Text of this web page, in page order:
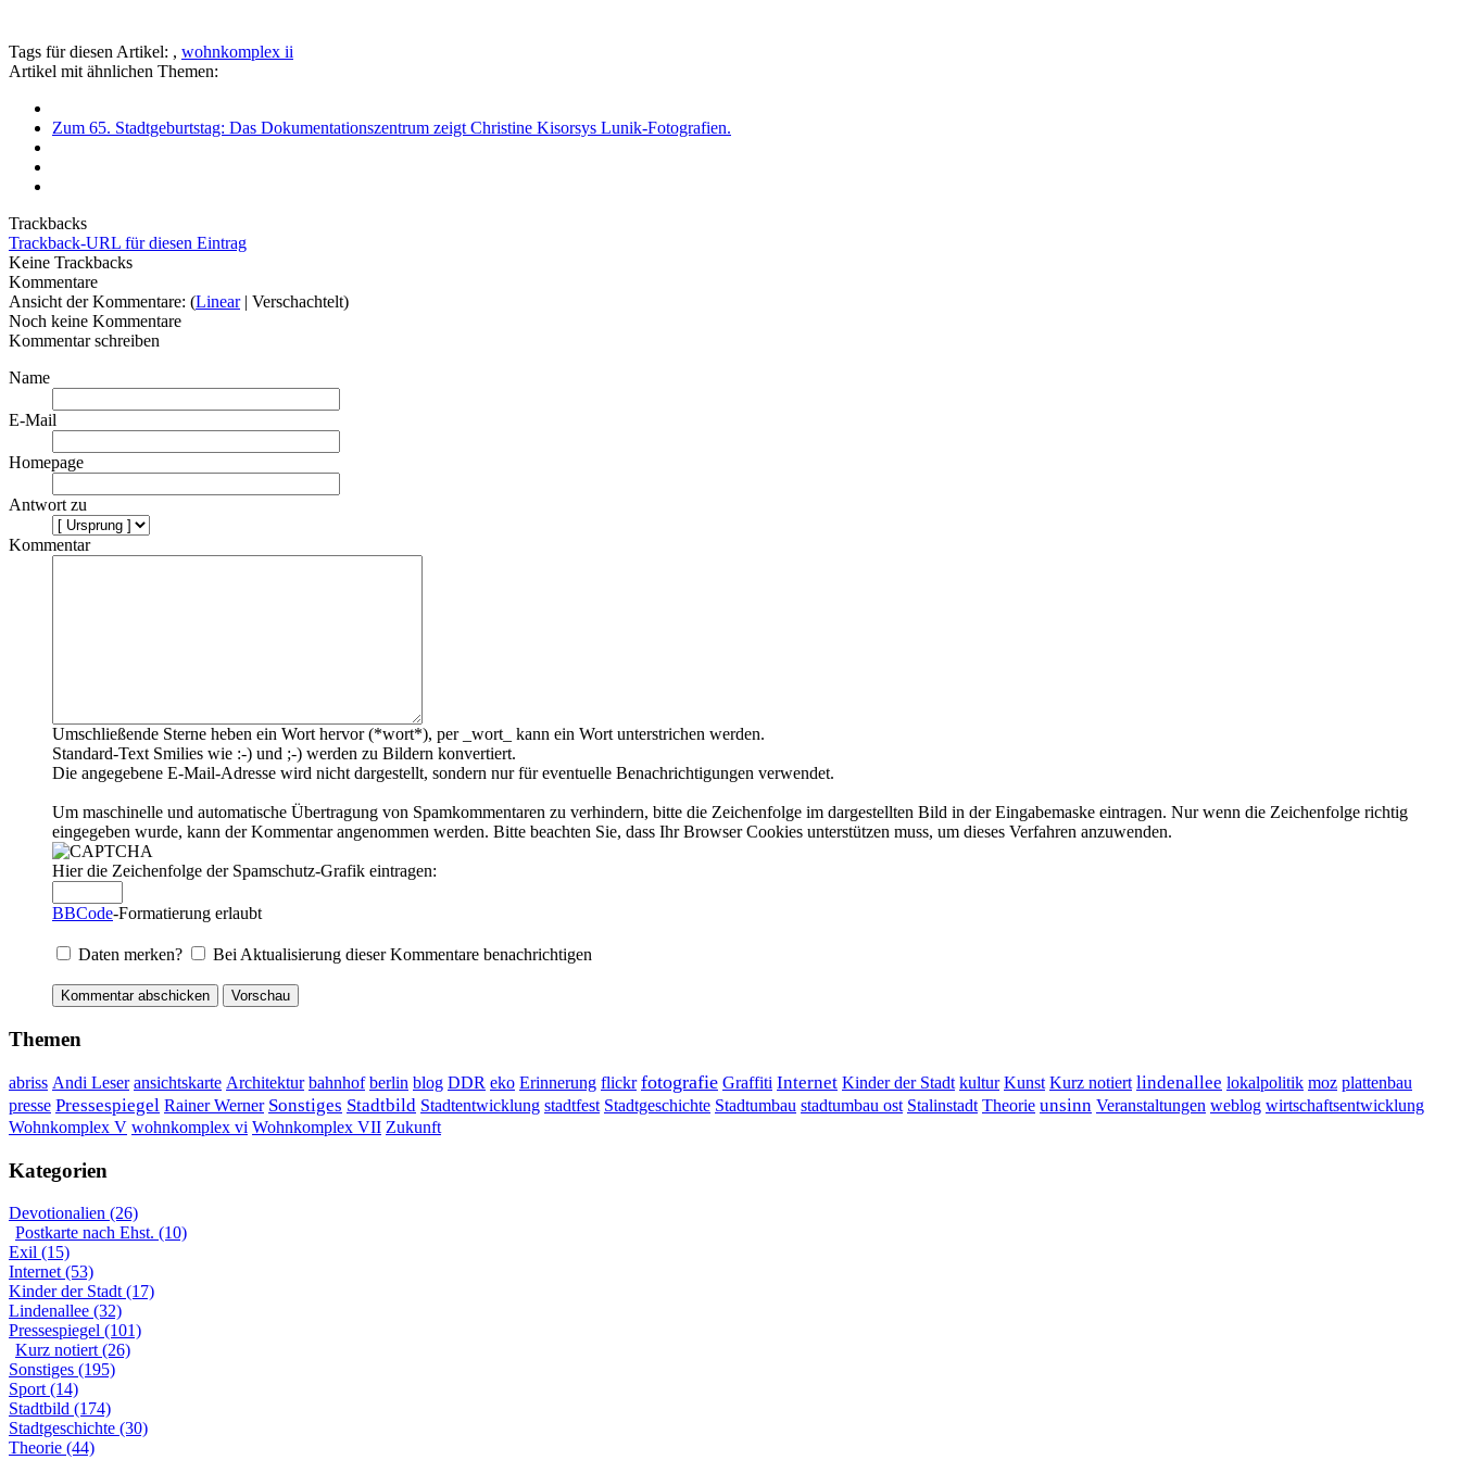
Tags für diesen Artikel: , wohnkomplex ii
Artikel mit ähnlichen Themen:
Zum 65. Stadtgeburtstag: Das Dokumentationszentrum zeigt Christine Kisorsys Lunik-Fotografien.
Trackbacks
Trackback-URL für diesen Eintrag
Keine Trackbacks
Kommentare
Ansicht der Kommentare: (Linear| Verschachtelt)
Noch keine Kommentare
Kommentar schreiben
Name
E-Mail
Homepage
Antwort zu
Kommentar
Umschließende Sterne heben ein Wort hervor (*wort*), per _wort_ kann ein Wort unterstrichen werden.
Standard-Text Smilies wie :-) und ;-) werden zu Bildern konvertiert.
Die angegebene E-Mail-Adresse wird nicht dargestellt, sondern nur für eventuelle Benachrichtigungen verwendet.
Um maschinelle und automatische Übertragung von Spamkommentaren zu verhindern, bitte die Zeichenfolge im dargestellten Bild in der Eingabemaske eintragen. Nur wenn die Zeichenfolge richtig
eingegeben wurde, kann der Kommentar angenommen werden. Bitte beachten Sie, dass Ihr Browser Cookies unterstützen muss, um dieses Verfahren anzuwenden.
Hier die Zeichenfolge der Spamschutz-Grafik eintragen:
BBCode-Formatierung erlaubt
Daten merken? Bei Aktualisierung dieser Kommentare benachrichtigen
Themen
abriss Andi Leser ansichtskarte Architektur bahnhof berlin blog DDR eko Erinnerung flickr fotografie Graffiti Internet Kinder der Stadt kultur Kunst Kurz notiert lindenallee lokalpolitik moz plattenbau
presse Pressespiegel Rainer Werner Sonstiges Stadtbild Stadtentwicklung stadtfest Stadtgeschichte Stadtumbau stadtumbau ost Stalinstadt Theorie unsinn Veranstaltungen weblog wirtschaftsentwicklung
Wohnkomplex V wohnkomplex vi Wohnkomplex VII Zukunft
Kategorien
Devotionalien (26)
Postkarte nach Ehst. (10)
Exil (15)
Internet (53)
Kinder der Stadt (17)
Lindenallee (32)
Pressespiegel (101)
Kurz notiert (26)
Sonstiges (195)
Sport (14)
Stadtbild (174)
Stadtgeschichte (30)
Theorie (44)